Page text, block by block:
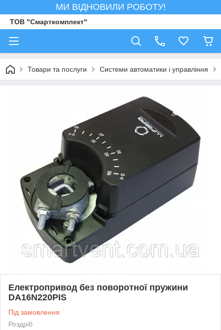
МИ ВІДНОВИЛИ РОБОТУ!
ТОВ "Смарткомплект"
Товари та послуги Системи автоматики і управління
Електропривод без поворотної пружини
DA16N220PIS
Під замовлення
Роздріб